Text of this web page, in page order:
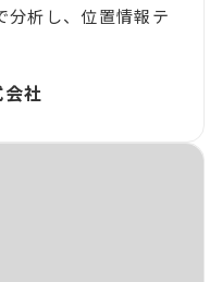
分析し、位置情報テ
社